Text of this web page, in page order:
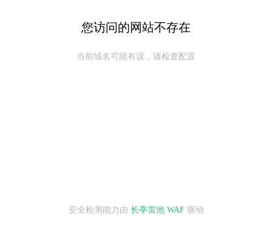
您访问的网站不存在
当前域名可能有误，请检查配置
安全检测能力由 长亭雷池 WAF驱动